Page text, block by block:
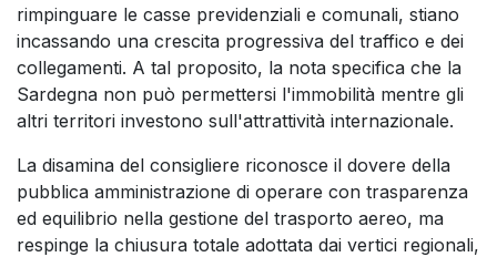
rimpinguare le casse previdenziali e comunali, stiano
incassando una crescita progressiva del traffico e dei
collegamenti. A tal proposito, la nota specifica che la
Sardegna non può permettersi l'immobilità mentre gli
altri territori investono sull'attrattività internazionale.
La disamina del consigliere riconosce il dovere della
pubblica amministrazione di operare con trasparenza
ed equilibrio nella gestione del trasporto aereo, ma
respinge la chiusura totale adottata dai vertici regionali,